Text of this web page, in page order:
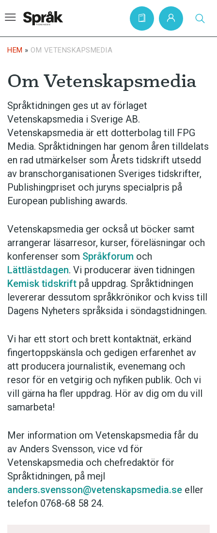
Hem
Krönikor
Språkfrågor
Skrivtips
Bokrecensioner
Kviss
Podden
Föreslå nyord
Annonsera
Prenumerera
Läs Språktidningen digitalt
Press
HEM » OM VETENSKAPSMEDIA
Om Vetenskapsmedia
Språktidningen ges ut av förlaget
Vetenskapsmedia i Sverige AB.
Vetenskapsmedia är ett dotterbolag till FPG
Media. Språktidningen har genom åren tilldelats
en rad utmärkelser som Årets tidskrift utsedd
av branschorganisationen Sveriges tidskrifter,
Publishingpriset och juryns specialpris på
European publishing awards.
Vetenskapsmedia ger också ut böcker samt
arrangerar läsarresor, kurser, föreläsningar och
konferenser som Språkforum och
Lättlästdagen. Vi producerar även tidningen
Kemisk tidskrift på uppdrag. Språktidningen
levererar dessutom språkkrönikor och kviss till
Dagens Nyheters språksida i söndagstidningen.
Vi har ett stort och brett kontaktnät, erkänd
fingertoppskänsla och gedigen erfarenhet av
att producera journalistik, evenemang och
resor för en vetgirig och nyfiken publik. Och vi
vill gärna ha fler uppdrag. Hör av dig om du vill
samarbeta!
Mer information om Vetenskapsmedia får du
av Anders Svensson, vice vd för
Vetenskapsmedia och chefredaktör för
Språktidningen, på mejl
anders.svensson@vetenskapsmedia.se eller
telefon 0768-68 58 24.